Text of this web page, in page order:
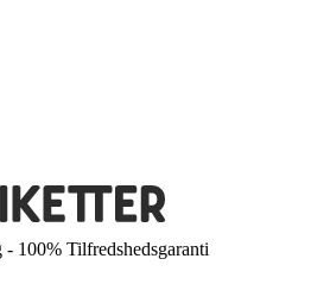
100% Tilfredshedsgaranti